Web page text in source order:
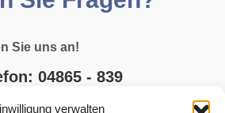
verwalten
Sie uns an!
04865 - 839